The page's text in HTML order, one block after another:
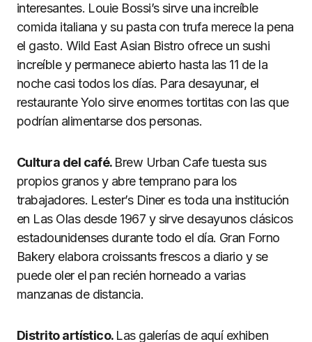
interesantes. Louie Bossi’s sirve una increíble
comida italiana y su pasta con trufa merece la pena
el gasto. Wild East Asian Bistro ofrece un sushi
increíble y permanece abierto hasta las 11 de la
noche casi todos los días. Para desayunar, el
restaurante Yolo sirve enormes tortitas con las que
podrían alimentarse dos personas.
Cultura del café. Brew Urban Cafe tuesta sus
propios granos y abre temprano para los
trabajadores. Lester’s Diner es toda una institución
en Las Olas desde 1967 y sirve desayunos clásicos
estadounidenses durante todo el día. Gran Forno
Bakery elabora croissants frescos a diario y se
puede oler el pan recién horneado a varias
manzanas de distancia.
Distrito artístico. Las galerías de aquí exhiben